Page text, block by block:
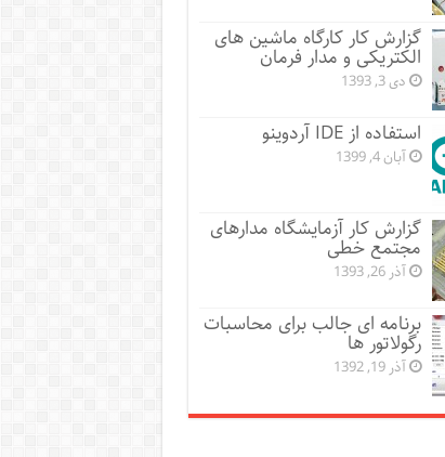
گزارش کار کارگاه ماشین های
الکتریکی و مدار فرمان
دی 3, 1393
استفاده از IDE آردوینو
آبان 4, 1399
گزارش کار آزمایشگاه مدارهای
مجتمع خطی
آذر 26, 1393
برنامه ای جالب برای محاسبات
رگولاتور ها
آذر 19, 1392